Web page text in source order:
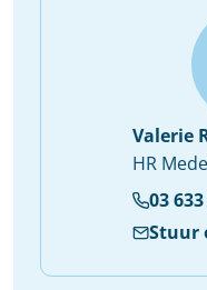
Valerie
HR
03
Stuur